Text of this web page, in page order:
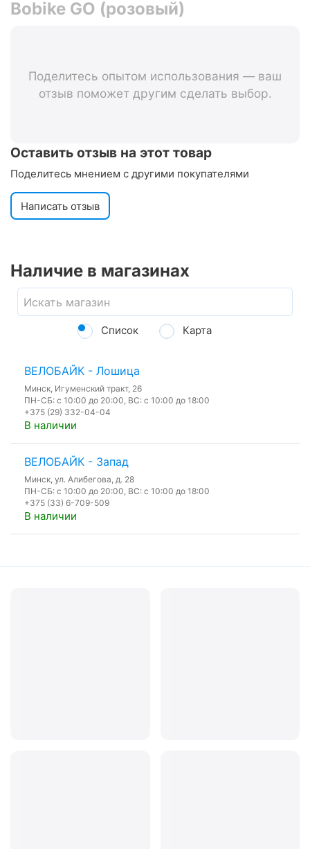
Bobike GO (розовый)
Поделитесь опытом использования — ваш
отзыв поможет другим сделать выбор.
Оставить отзыв на этот товар
Поделитесь мнением с другими покупателями
Написать отзыв
Наличие в магазинах
Список Карта
ВЕЛОБАЙК - Лошица
Минск, Игуменский тракт, 26
ПН-СБ: с 10:00 до 20:00, ВС: с 10:00 до 18:00
+375 (29) 332-04-04
В наличии
ВЕЛОБАЙК - Запад
Минск, ул. Алибегова, д. 28
ПН-СБ: с 10:00 до 20:00, ВС: с 10:00 до 18:00
+375 (33) 6-709-509
В наличии